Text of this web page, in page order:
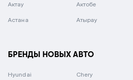
Актау Актобе
Астана Атырау
БРЕНДЫ НОВЫХ АВТО
Hyundai Chery